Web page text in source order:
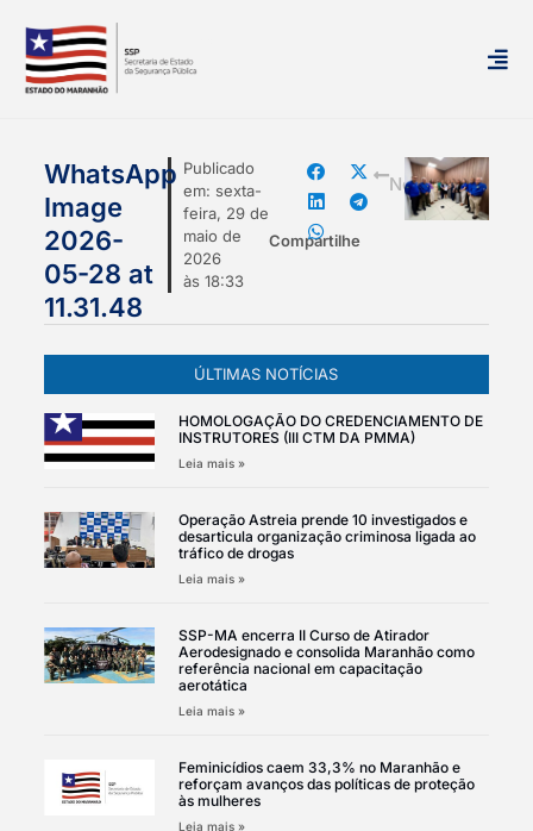
Publicado
em: sexta-
feira, 29 de
maio de
2026
às 18:33
Compartilhe
WhatsApp
Image
2026-
05-28 at
11.31.48
mais
Notícias
ÚLTIMAS NOTÍCIAS
HOMOLOGAÇÃO DO CREDENCIAMENTO DE
INSTRUTORES (III CTM DA PMMA)
Leia mais »
Operação Astreia prende 10 investigados e
desarticula organização criminosa ligada ao
tráfico de drogas
Leia mais »
SSP-MA encerra II Curso de Atirador
Aerodesignado e consolida Maranhão como
referência nacional em capacitação
aerotática
Leia mais »
Feminicídios caem 33,3% no Maranhão e
reforçam avanços das políticas de proteção
às mulheres
Leia mais »